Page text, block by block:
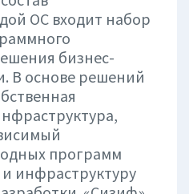
ОС входит набор
бизнес-
В основе решений
программ
инфраструктуру